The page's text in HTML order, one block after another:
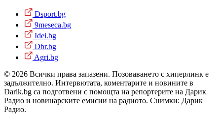
Dsport.bg
9meseca.bg
Idei.bg
Dbr.bg
Agri.bg
© 2026 Всички права запазени. Позоваването с хиперлинк е
задължително. Интервютата, коментарите и новините в
Darik.bg са подготвени с помощта на репортерите на Дарик
Радио и новинарските емисии на радиото. Снимки: Дарик
Радио.